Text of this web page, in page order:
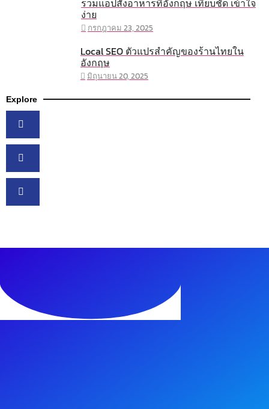
รวมแอปสั่งอาหารที่อังกฤษ เทียบชัด เข้าใจ
ง่าย
กรกฎาคม 23, 2025
Local SEO ตัวแปรสำคัญของร้านไทยใน
อังกฤษ
มิถุนายน 20, 2025
Explore